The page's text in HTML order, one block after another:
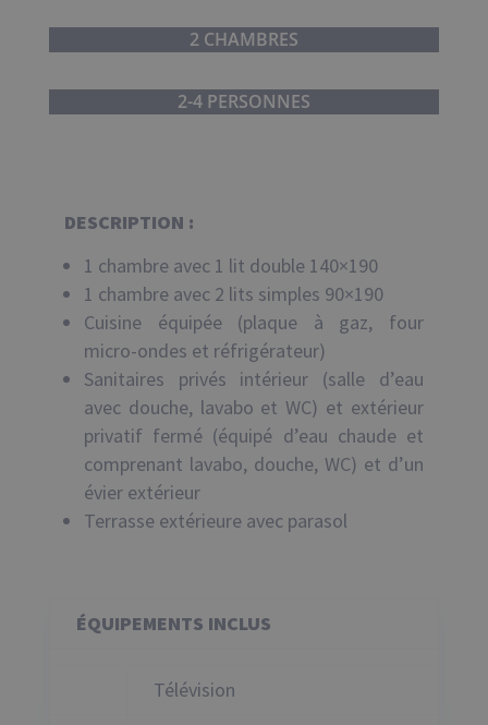
2 CHAMBRES
2-4 PERSONNES
DESCRIPTION :
1 chambre avec 1 lit double 140×190
1 chambre avec 2 lits simples 90×190
Cuisine équipée (plaque à gaz, four
micro-ondes et réfrigérateur)
Sanitaires privés intérieur (salle d’eau
avec douche, lavabo et WC) et extérieur
privatif fermé (équipé d’eau chaude et
comprenant lavabo, douche, WC) et d’un
évier extérieur
Terrasse extérieure avec parasol
ÉQUIPEMENTS INCLUS
Télévision